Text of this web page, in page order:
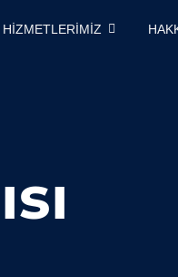
HİZMETLERİMİZ